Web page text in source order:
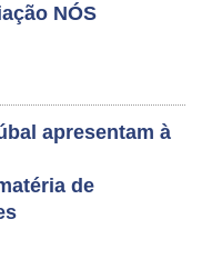
NÓS
apresentam à
de